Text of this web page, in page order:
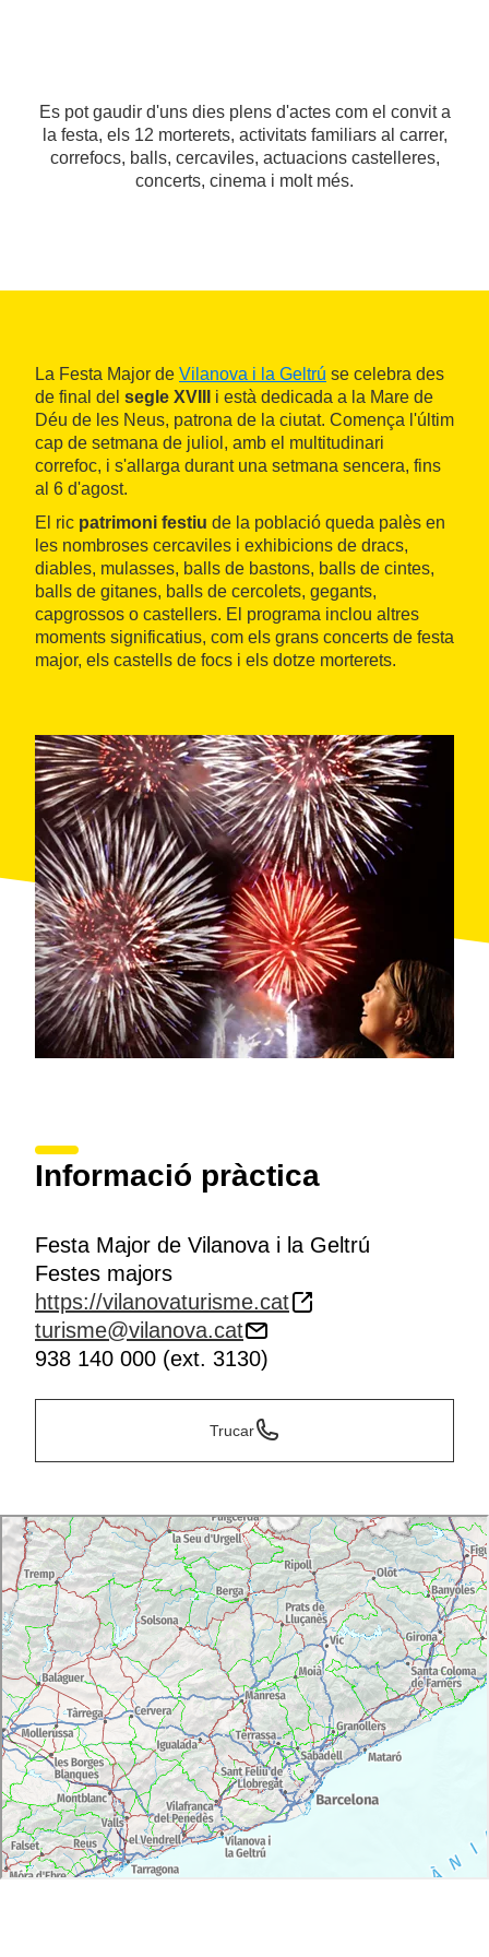
Es pot gaudir d'uns dies plens d'actes com el convit a
la festa, els 12 morterets, activitats familiars al carrer,
correfocs, balls, cercaviles, actuacions castelleres,
concerts, cinema i molt més.
La Festa Major de Vilanova i la Geltrú se celebra des
de final del segle XVIII
i està dedicada a la Mare de
Déu de les Neus, patrona de la ciutat. Comença l'últim
cap de setmana de juliol, amb el multitudinari
correfoc, i s'allarga durant una setmana sencera, fins
al 6 d'agost.
El ric patrimoni festiu de la població queda palès en
les nombroses cercaviles i exhibicions de dracs,
diables, mulasses, balls de bastons, balls de cintes,
balls de gitanes, balls de cercolets, gegants,
capgrossos o castellers. El programa inclou altres
moments significatius, com els grans concerts de festa
major, els castells de focs i els dotze morterets.
Informació pràctica
Festa Major de Vilanova i la Geltrú
Festes majors
https://vilanovaturisme.cat
turisme@vilanova.cat
938 140 000 (ext. 3130)
Trucar